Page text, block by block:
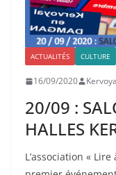
ACTUALITÉS CULTURE
16/09/2020
20/09 :
HALLES
L’association «